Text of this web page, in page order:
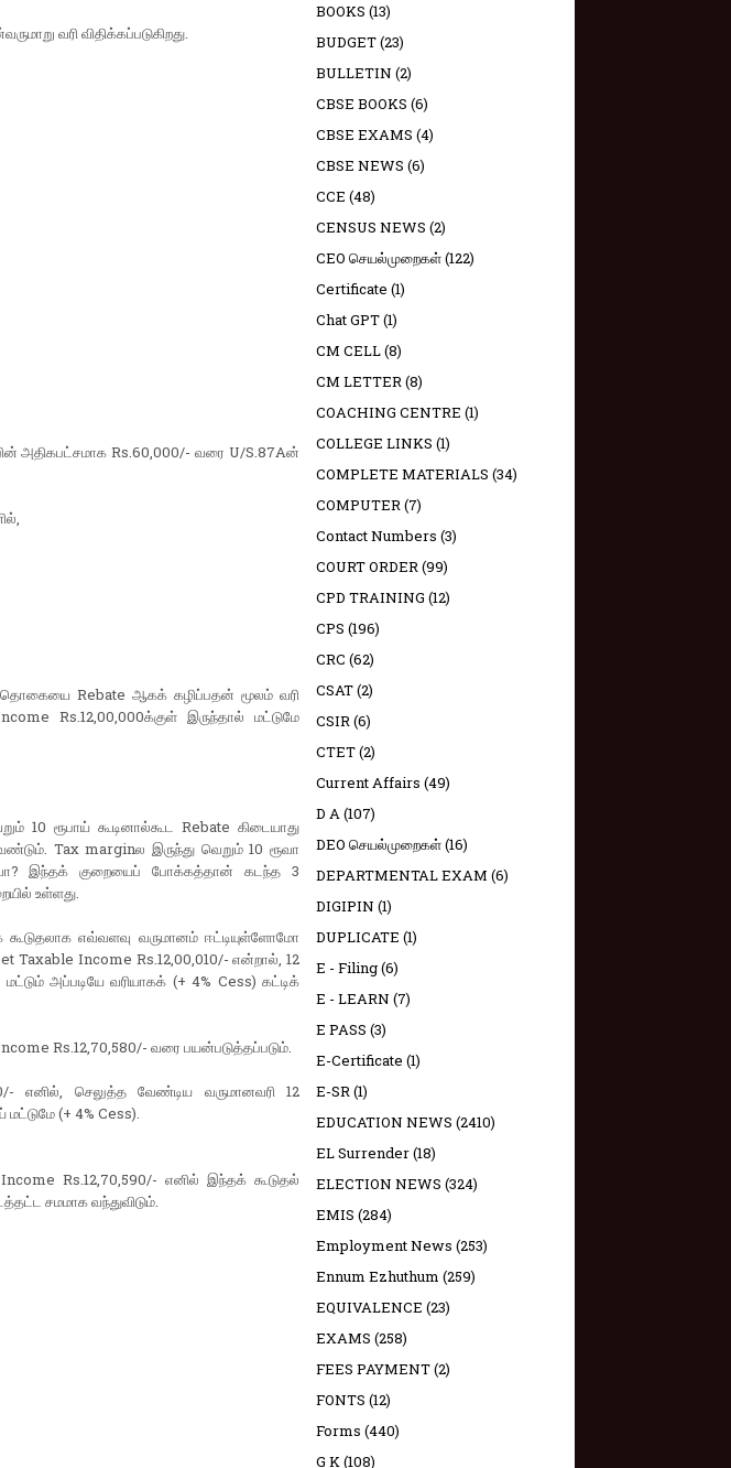
வரி விதிக்கப்படுகிறது.
அதிகபட்சமாக Rs.60,000/- வரை U/S.87Aன்
Rebate ஆகக் கழிப்பதன் மூலம் வரி
Rs.12,00,000க்குள் இருந்தால் மட்டுமே
10 ரூபாய் கூடினால்கூட Rebate கிடையாது
Tax marginல இருந்து வெறும் 10 ரூவா
இந்தக் குறையைப் போக்கத்தான் கடந்த 3
உள்ளது.
எவ்வளவு வருமானம் ஈட்டியுள்ளோமோ
Taxable Income Rs.12,00,010/- என்றால், 12
அப்படியே வரியாகக் (+ 4% Cess) கட்டிக்
Rs.12,70,580/- வரை பயன்படுத்தப்படும்.
எனில், செலுத்த வேண்டிய வருமானவரி 12
(+ 4% Cess).
Rs.12,70,590/- எனில் இந்தக் கூடுதல்
சமமாக வந்துவிடும்.
BOOKS (13)
BUDGET(23)
BULLETIN (2)
CBSE BOOKS (6)
CBSE EXAMS (4)
CBSE NEWS (6)
CCE (48)
CENSUS NEWS (2)
CEO செயல்முறைகள்(122)
Certificate (1)
Chat GPT(1)
CM CELL(8)
CM LETTER(8)
COACHING CENTRE (1)
COLLEGE LINKS (1)
COMPLETE MATERIALS (34)
COMPUTER(7)
Contact Numbers (3)
COURT ORDER(99)
CPD TRAINING (12)
CPS (196)
CRC (62)
CSAT(2)
CSIR(6)
CTET(2)
Current Affairs (49)
D A(107)
DEO செயல்முறைகள்(16)
DEPARTMENTAL EXAM (6)
DIGIPIN (1)
DUPLICATE (1)
E - Filing(6)
E - LEARN (7)
E PASS (3)
E-Certificate (1)
E-SR(1)
EDUCATION NEWS (2410)
EL Surrender(18)
ELECTION NEWS (324)
EMIS (284)
Employment News (253)
Ennum Ezhuthum (259)
EQUIVALENCE (23)
EXAMS (258)
FEES PAYMENT(2)
FONTS (12)
Forms (440)
G K(108)